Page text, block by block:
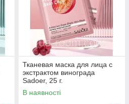
Тканевая маска для лица с
экстрактом винограда
Sadoer, 25 г.
В наявності